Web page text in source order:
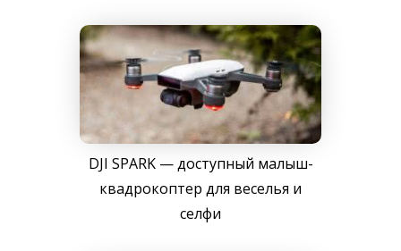
DJI SPARK — доступный малыш-
квадрокоптер для веселья и
селфи